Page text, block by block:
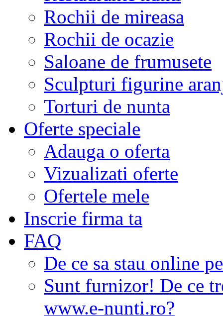
Rochii de mireasa
Rochii de ocazie
Saloane de frumusete
Sculpturi figurine
Torturi de nunta
Oferte speciale
Adauga o oferta
Vizualizati oferte
Ofertele mele
Inscrie firma ta
FAQ
De ce sa stau online
Sunt furnizor! De ce
www.e-nunti.ro?